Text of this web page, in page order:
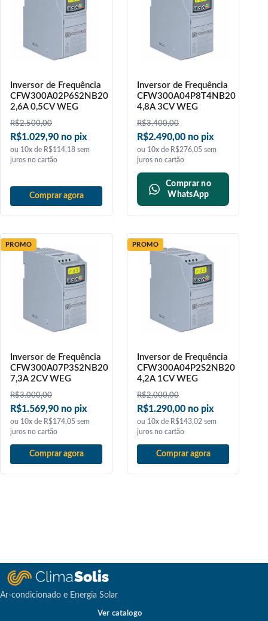
Inversor de Frequência
CFW300A02P6S2NB20
2,6A 0,5CV WEG
R$2.500,00
R$1.029,90 no pix
ou 10x de R$114,18 sem
juros no cartão
Comprar agora
Inversor de Frequência
CFW300A04P8T4NB20
4,8A 3CV WEG
R$3.400,00
R$2.490,00 no pix
ou 10x de R$276,05 sem
juros no cartão
Comprar no
WhatsApp
PROMO
Inversor de Frequência
CFW300A07P3S2NB20
7,3A 2CV WEG
R$3.000,00
R$1.569,90 no pix
ou 10x de R$174,05 sem
juros no cartão
Comprar agora
PROMO
Inversor de Frequência
CFW300A04P2S2NB20
4,2A 1CV WEG
R$2.000,00
R$1.290,00 no pix
ou 10x de R$143,02 sem
juros no cartão
Comprar agora
Ar-condicionado e Energia Solar
Ver catalogo